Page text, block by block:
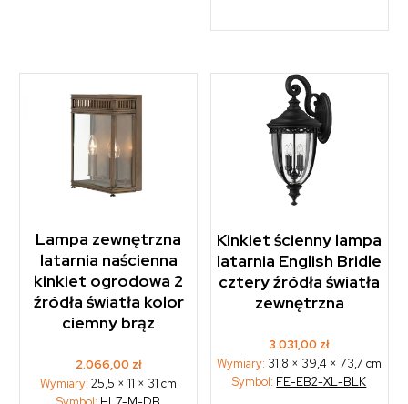
Lampa zewnętrzna
latarnia naścienna
kinkiet ogrodowa 2
źródła światła kolor
ciemny brąz
2.066,00 zł
Wymiary:25,5 × 11 × 31 cm
Kinkiet ścienny lampa
latarnia English Bridle
cztery źródła światła
zewnętrzna
3.031,00 zł
Wymiary: 31,8 × 39,4 × 73,7 cm
Symbol: FE-EB2-XL-BLK